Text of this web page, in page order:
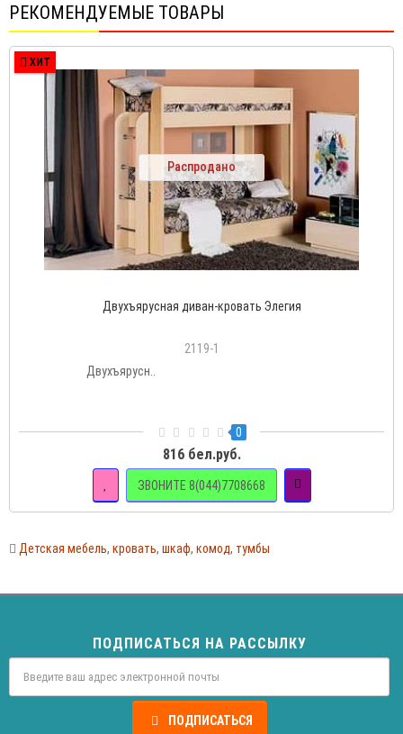
РЕКОМЕНДУЕМЫЕ ТОВАРЫ
ХИТ
Распродано
Двухъярусная диван-кровать Элегия
2119-1
Двухъярусн..
0
816 бел.руб.
ЗВОНИТЕ 8(044)7708668
Детская мебель, кровать, шкаф, комод, тумбы
ПОДПИСАТЬСЯ НА РАССЫЛКУ
ПОДПИСАТЬСЯ